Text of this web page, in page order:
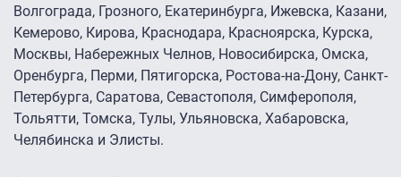
Волгограда, Грозного, Екатеринбурга, Ижевска, Казани,
Кемерово, Кирова, Краснодара, Красноярска, Курска,
Москвы, Набережных Челнов, Новосибирска, Омска,
Оренбурга, Перми, Пятигорска, Ростова-на-Дону, Санкт-
Петербурга, Саратова, Севастополя, Симферополя,
Тольятти, Томска, Тулы, Ульяновска, Хабаровска,
Челябинска и Элисты.